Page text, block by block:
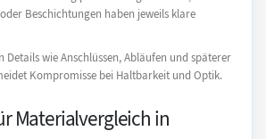
Beschichtungen haben jeweils klare
Details wie Anschlüssen, Abläufen und späterer
Kompromisse bei Haltbarkeit und Optik.
Materialvergleich in